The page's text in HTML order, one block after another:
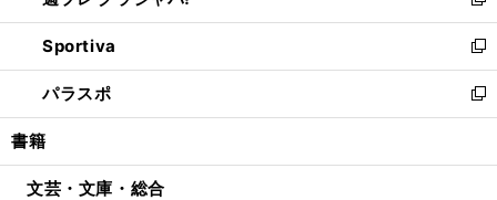
開
く
ン
ド
ウ
で
開
ウ
ィ
ン
ド
ウ
開
し
い
ウ
ィ
ン
ウ
Sportiva
新
し
い
ウ
ン
パラスポ
新
し
ウ
書籍
文芸・文庫・総合